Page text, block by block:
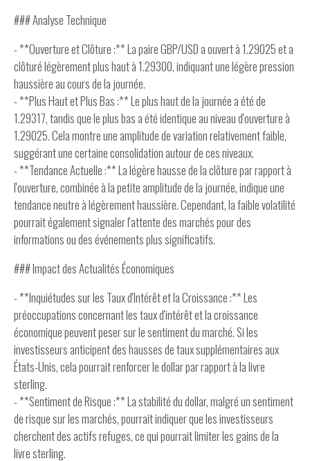
### Analyse Technique
- **Ouverture et Clôture :** La paire GBP/USD a ouvert à 1.29025 et a
clôturé légèrement plus haut à 1.29300, indiquant une légère pression
haussière au cours de la journée.
- **Plus Haut et Plus Bas :** Le plus haut de la journée a été de
1.29317, tandis que le plus bas a été identique au niveau d'ouverture à
1.29025. Cela montre une amplitude de variation relativement faible,
suggérant une certaine consolidation autour de ces niveaux.
- **Tendance Actuelle :** La légère hausse de la clôture par rapport à
l'ouverture, combinée à la petite amplitude de la journée, indique une
tendance neutre à légèrement haussière. Cependant, la faible volatilité
pourrait également signaler l'attente des marchés pour des
informations ou des événements plus significatifs.
### Impact des Actualités Économiques
- **Inquiétudes sur les Taux d'Intérêt et la Croissance :** Les
préoccupations concernant les taux d'intérêt et la croissance
économique peuvent peser sur le sentiment du marché. Si les
investisseurs anticipent des hausses de taux supplémentaires aux
États-Unis, cela pourrait renforcer le dollar par rapport à la livre
sterling.
- **Sentiment de Risque :** La stabilité du dollar, malgré un sentiment
de risque sur les marchés, pourrait indiquer que les investisseurs
cherchent des actifs refuges, ce qui pourrait limiter les gains de la
livre sterling.